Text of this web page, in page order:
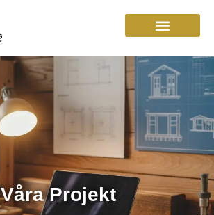
Våra Projekt